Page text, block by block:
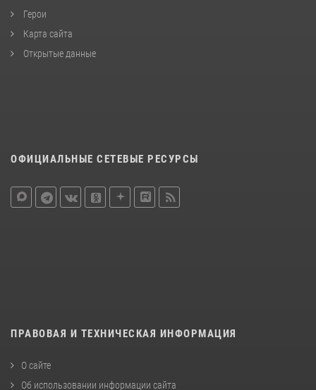
Герои
Карта сайта
Открытые данные
ОФИЦИАЛЬНЫЕ СЕТЕВЫЕ РЕСУРСЫ
ПРАВОВАЯ И ТЕХНИЧЕСКАЯ ИНФОРМАЦИЯ
О сайте
Об использовании информации сайта